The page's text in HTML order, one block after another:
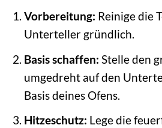
Vorbereitung: Reinige die
Unterteller gründlich.
Basis schaffen: Stelle den
umgedreht auf den
Basis deines Ofens.
Hitzeschutz: Lege die